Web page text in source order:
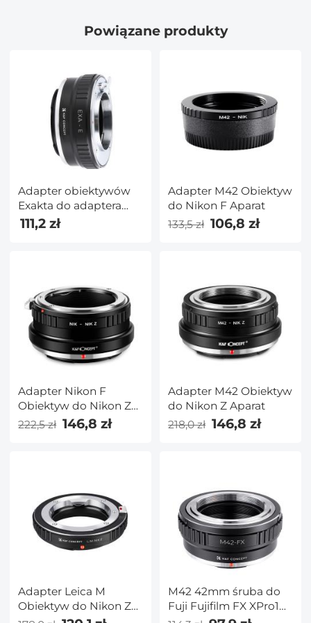
Powiązane produkty
Adapter obiektywów
Exakta do adaptera
mocowania obiektywu
Sony E K&F Concept
111,2 zł
Adapter M42 Obiektyw
do Nikon F Aparat
133,5 zł 106,8 zł
Adapter Nikon F
Obiektyw do Nikon Z
Aparat
222,5 zł 146,8 zł
Adapter M42 Obiektyw
do Nikon Z Aparat
218,0 zł 146,8 zł
Adapter Leica M
Obiektyw do Nikon Z
M42 42mm śruba do
Fuji Fujifilm FX XPro1